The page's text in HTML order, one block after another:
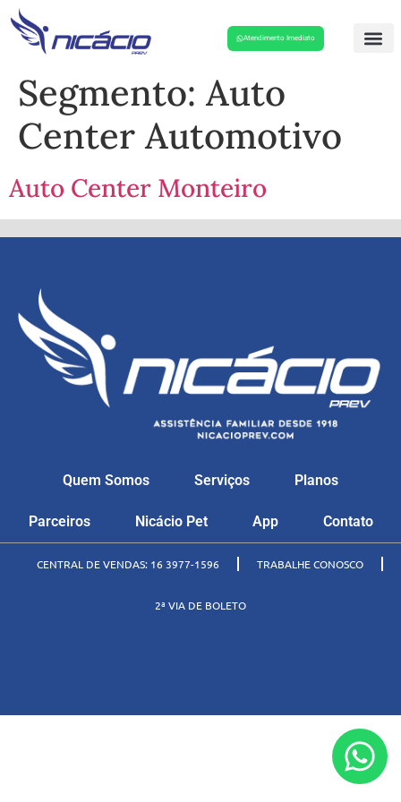
Atendimento Imediato
Segmento: Auto
Center Automotivo
Auto Center Monteiro
Quem Somos Serviços Planos
Parceiros Nicácio Pet App Contato
CENTRAL DE VENDAS: 16 3977-1596 TRABALHE CONOSCO
2ª VIA DE BOLETO